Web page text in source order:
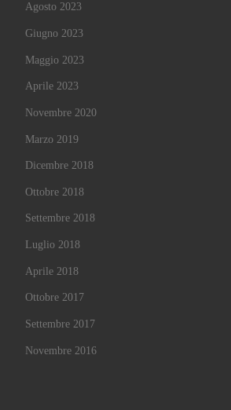
Agosto 2023
Giugno 2023
Maggio 2023
Aprile 2023
Novembre 2020
Marzo 2019
Dicembre 2018
Ottobre 2018
Settembre 2018
Luglio 2018
Aprile 2018
Ottobre 2017
Settembre 2017
Novembre 2016